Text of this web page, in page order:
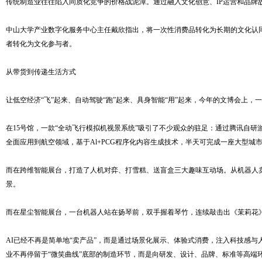
传统制造业往往陷入同质化竞争的价格战泥潭。通过融入文化创意、IP运营和品
中山大学产业数字化服务中心主任戴欣指出，将一次性消费品转化为长期的文化
者转化为文化参与者。
从带货到传递生活方式
让低空经济“飞”起来、自动驾驶“跑”起来、具身智能“用”起来，今年的文博会上，
在15号馆，一款“全动飞行模拟机视景系统”吸引了不少观众的驻足：通过腾讯自
全面应用到航空领域，基于Al+PCG程序化内容生成技术，半天可完成一座大型城
而在跨维智能展台，打造了人机对弈、打雪糕、送盲盒三大趣味互动场。从机器
景。
而在星尘智能展台，一台机器人站在扬琴前，双手握着琴竹，连续敲击出《茉莉
AI已经不再是简单地“卖产品”，而是通过场景化展示、体验式消费，注入科技感
业不再停留于“微笑曲线”底部的制造环节，而是向研发、设计、品牌、标准等高端